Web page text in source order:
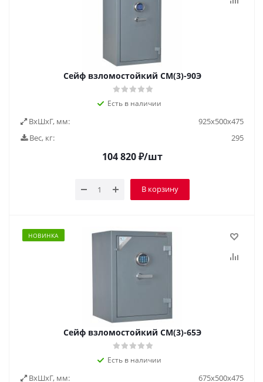
Сейф взломостойкий СМ(3)-90Э
Есть в наличии
ВxШxГ, мм:
925x500x475
Вес, кг:
295
104 820₽/шт
В корзину
НОВИНКА
Сейф взломостойкий СМ(3)-65Э
Есть в наличии
ВxШxГ, мм: 675x500x475